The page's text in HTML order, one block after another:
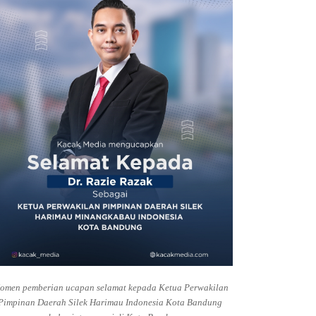
pemberian ucapan selamat kepada Ketua Perwakilan
Daerah Silek Harimau Indonesia Kota Bandung